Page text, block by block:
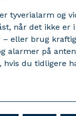
tyverialarm og
når det ikke er
eller brug
alarmer på
du tidligere